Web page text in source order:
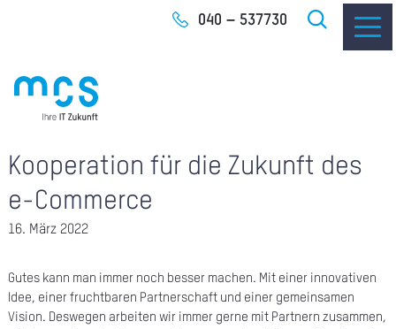
040 – 537730
Kooperation für die Zukunft des
e-Commerce
16. März 2022
Gutes kann man immer noch besser machen. Mit einer innovativen
Idee, einer fruchtbaren Partnerschaft und einer gemeinsamen
Vision. Deswegen arbeiten wir immer gerne mit Partnern zusammen,